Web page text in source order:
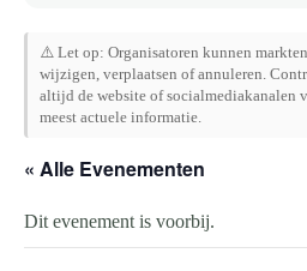
⚠️ Let op: Organisatoren kunnen
wijzigen, verplaatsen of annuleren.
altijd de website of socialmediakanalen
meest actuele informatie.
« Alle Evenementen
Dit evenement is voorbij.